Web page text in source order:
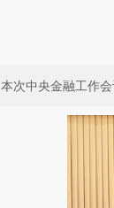
本次中央金融工作